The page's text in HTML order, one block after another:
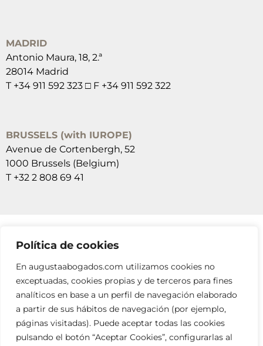
Política de cookies
En augustaabogados.com utilizamos cookies no
exceptuadas, cookies propias y de terceros para fines
analíticos en base a un perfil de navegación elaborado
a partir de sus hábitos de navegación (por ejemplo,
páginas visitadas). Puede aceptar todas las cookies
pulsando el botón “Aceptar Cookies”, configurarlas al
MADRID
Antonio Maura, 18, 2.ª
28014 Madrid
T +34 911 592 323 □ F +34 911 592 322
BRUSSELS (with IUROPE)
Avenue de Cortenbergh, 52
1000 Brussels (Belgium)
T +32 2 808 69 41
SUSCRÍBETE A NUESTRAS NEWSLETTERS
RELLENA EL FORMULARIO